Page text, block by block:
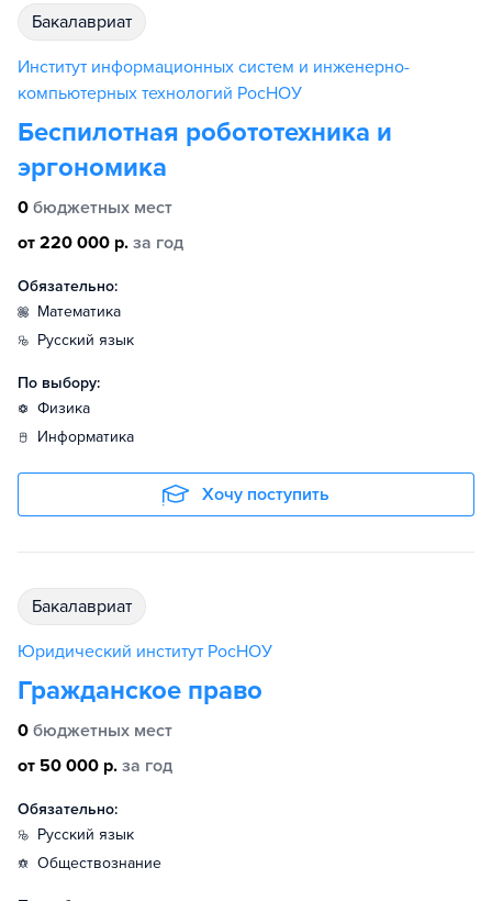
бакалавриат
Институт информационных систем и инженерно-
компьютерных технологий РосНОУ
Беспилотная робототехника и
эргономика
0 бюджетных мест
от 220 000 р. за год
Обязательно:
математика
русский язык
По выбору:
физика
информатика
Хочу поступить
бакалавриат
Юридический институт РосНОУ
Гражданское право
0 бюджетных мест
от 50 000 р. за год
Обязательно:
русский язык
обществознание